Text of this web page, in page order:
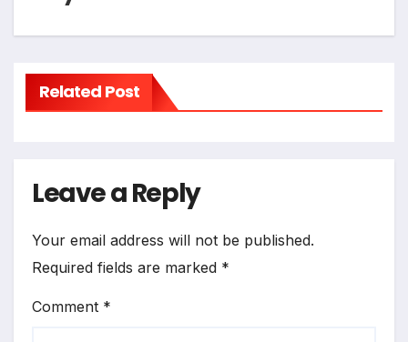
Related Post
Leave a Reply
Your email address will not be published.
Required fields are marked *
Comment *